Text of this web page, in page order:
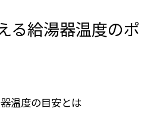
る給湯器温度のポ
温度の目安とは